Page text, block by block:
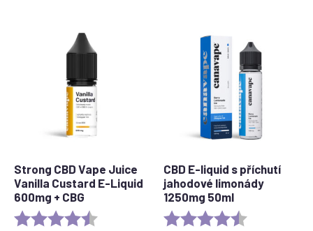
Strong CBD Vape Juice
Vanilla Custard E-Liquid
600mg + CBG
Rating: 4.6 out of 5 stars
CBD E-liquid s příchutí
jahodové limonády
1250mg 50ml
Rating: